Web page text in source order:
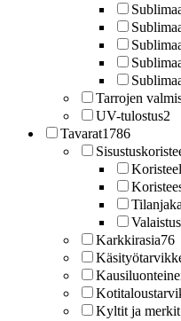
Tarrojen
UV-tulostus2
Tavarat1786
Valaistus
Karkkirasia76
Kyltit ja merkit